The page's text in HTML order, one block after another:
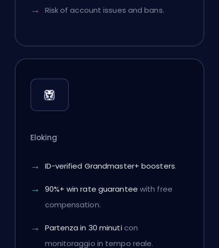
Risk of account issues and bans.
Eloking
ID-verified Grandmaster+ boosters.
90%+ win rate guarantee with free
compensation.
Partenza in 30 minuticon
monitoraggio in tempo reale.